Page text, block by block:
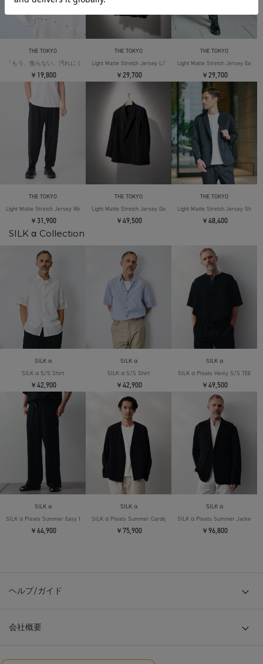
THE TOKYO
「もう、焦らない。汚れにくい」SOLOTEX Jersey S/S T-Shirts
￥19,800
THE TOKYO
Light Matte Stretch Jersey L/S Shirt
￥29,700
THE TOKYO
Light Matte Stretch Jersey Easy
￥29,700
THE TOKYO
Light Matte Stretch Jersey Wide Tapered Pants
￥31,900
THE TOKYO
Light Matte Stretch Jersey Double Jacket
￥49,500
THE TOKYO
Light Matte Stretch Jersey Shape
￥48,400
SILK α Collection
SILK α
SILK α S/S Shirt
￥42,900
SILK α
SILK α S/S Shirt
￥42,900
SILK α
SILK α Pleats Henly S/S TEE
￥49,500
SILK α
SILK α Pleats Summer Easy Pants
￥64,900
SILK α
SILK α Pleats Summer Cardigan
￥75,900
SILK α
SILK α Pleats Summer Jacket
￥96,800
ヘルプ/ガイド
会社概要